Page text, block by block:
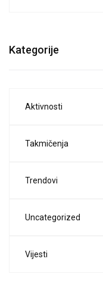
Kategorije
Aktivnosti
Takmičenja
Trendovi
Uncategorized
Vijesti